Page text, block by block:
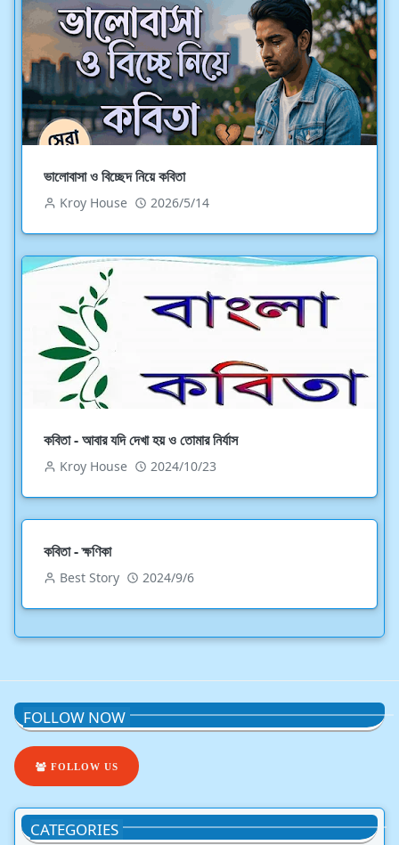
ভালোবাসা ও বিচ্ছেদ নিয়ে কবিতা
Kroy House 2026/5/14
কবিতা - আবার যদি দেখা হয় ও তোমার নির্যাস
Kroy House 2024/10/23
কবিতা - ক্ষণিকা
Best Story 2024/9/6
FOLLOW NOW
FOLLOW US
CATEGORIES